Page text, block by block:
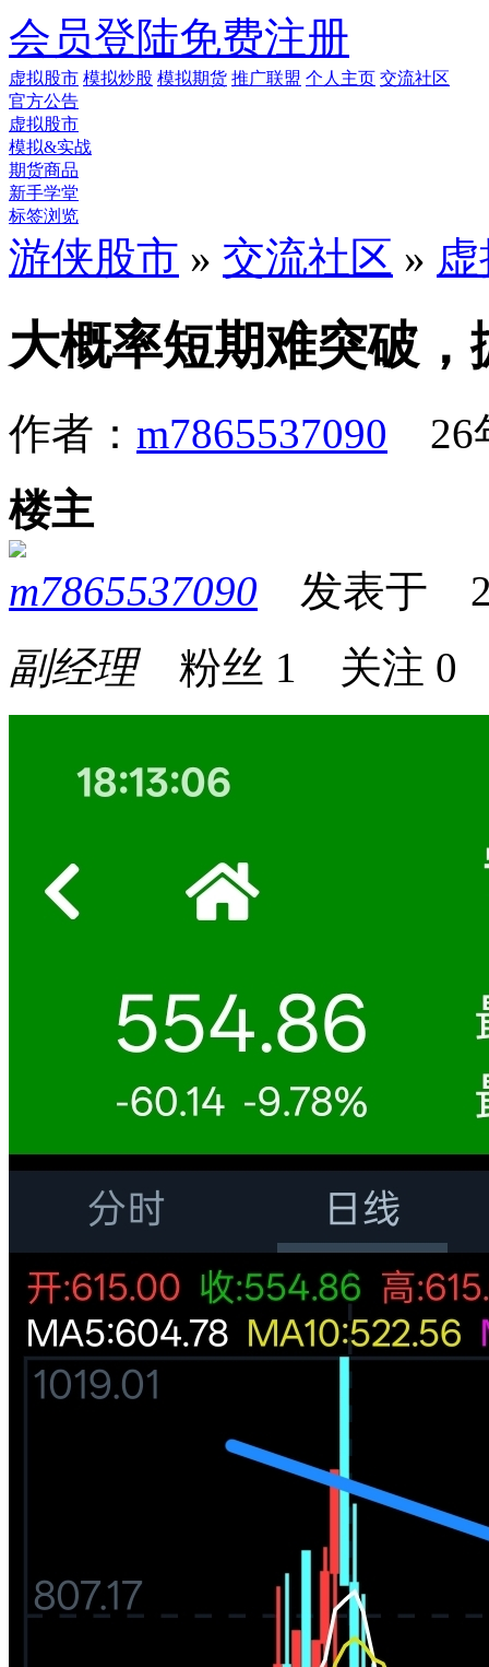
会员登陆免费注册
虚拟股市 模拟炒股 模拟期货 推广联盟 个人主页 交流社区
官方公告
虚拟股市
模拟&实战
期货商品
新手学堂
标签浏览
游侠股市 » 交流社区 »
大概率短期难突破，
作者： m7865537090 26
楼主
m7865537090 发表于
副经理粉丝 1 关注 0